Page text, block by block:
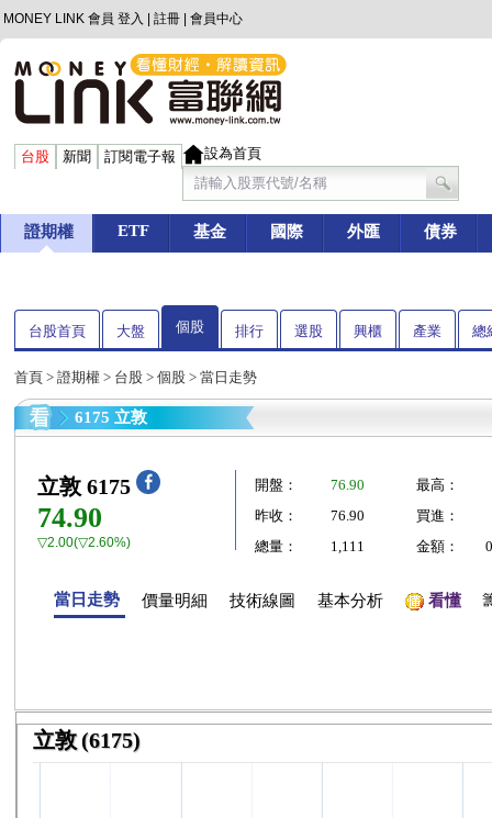
MONEY LINK 會員 登入 註冊 會員中心
台股 新聞 訂閱電子報 設為首頁
證期權 ETF 基金 國際 外匯 債券
台股首頁 大盤 個股 排行 選股 興櫃 產業 總
首頁 > 證期權 > 台股 > 個股 > 當日走勢
6175 立敦
立敦 6175
74.90
▽2.00(▽2.60%)
開盤： 76.90
最高：
昨收：
76.90
買進：
總量：
1,111 金額：
當日走勢 價量明細 技術線圖 基本分析 看懂